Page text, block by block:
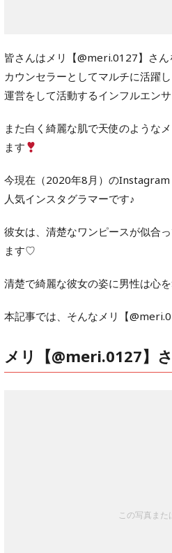
皆さんはメリ【@meri.0127】さ
カウンセラーとしてマルチに活躍
運営をして活動するインフルエン
また白く綺麗な肌で天使のような
ます
今現在（2020年8月）のInstagram
人気インスタグラマーです♪
彼女は、清楚なワンピースが似合
ます♡
清楚で綺麗な彼女の姿に男性は心
本記事では、そんなメリ【
メリ【@meri.0127】
この写真ま